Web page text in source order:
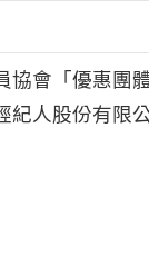
協會「優惠團
紀人股份有限